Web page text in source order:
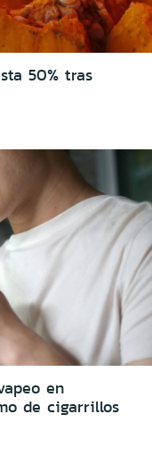
50% tras
en
de cigarrillos